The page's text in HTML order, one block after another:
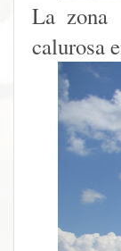
La zona
calurosa